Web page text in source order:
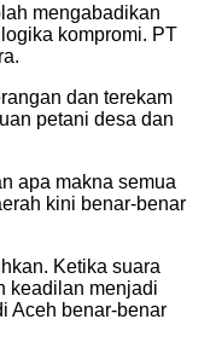
mengabadikan
kompromi. PT
dan terekam
petani desa dan
apa makna semua
kini benar-benar
Ketika suara
keadilan menjadi
Aceh benar-benar